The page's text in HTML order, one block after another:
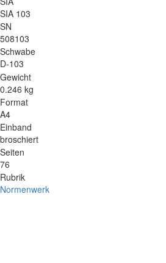
SIA 103
SN
508103
Schwabe
D-103
Gewicht
0.246 kg
Format
A4
Einband
broschiert
Seiten
76
Rubrik
Normenwerk